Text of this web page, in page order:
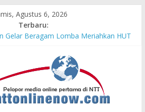
Agustus 6, 2026
Terbaru:
UGM-Undana Jadi Pedoman Bangun
Laporan
Perkuat Kemampuan Pertahanan Udara
Maritim Modern
di Nonotbatan: Listrik Masuk Desa, PLN